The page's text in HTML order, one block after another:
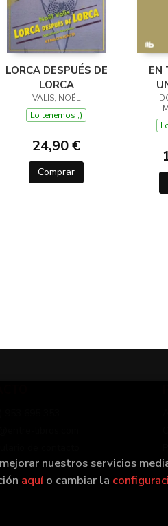
LORCA DESPUÉS DE
LORCA
VALIS, NOËL
Lo tenemos ;)
24,90 €
Comprar
EN
nuestros servicios
aquío cambiar la